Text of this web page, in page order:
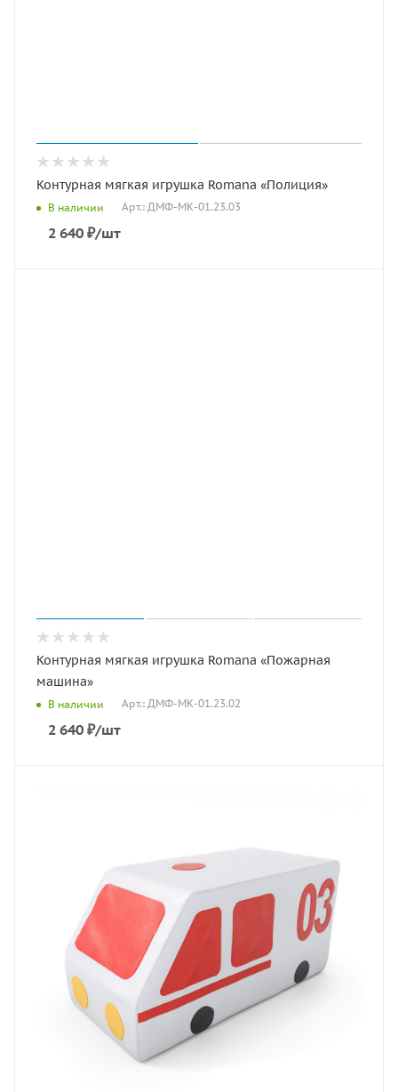
Контурная мягкая игрушка Romana «Полиция»
В наличии Арт.: ДМФ-МК-01.23.03
2 640 ₽/шт
Контурная мягкая игрушка Romana «Пожарная
машина»
В наличии Арт.: ДМФ-МК-01.23.02
2 640 ₽/шт